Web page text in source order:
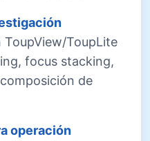
ToupView/ToupLite
focus stacking,
de
operación